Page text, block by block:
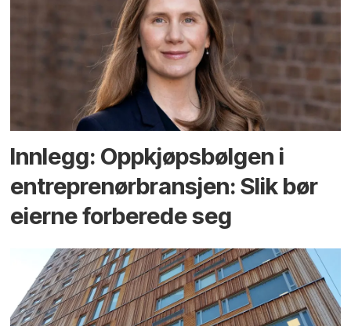
Innlegg: Oppkjøps­bølgen i
entreprenør­bransjen: Slik bør
eierne forberede seg